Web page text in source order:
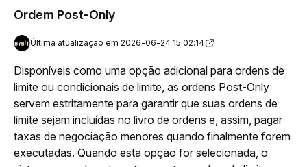
Ordem Post-Only
Última atualização em 2026-06-24 15:02:14
Disponíveis como uma opção adicional para ordens de
limite ou condicionais de limite, as ordens Post-Only
servem estritamente para garantir que suas ordens de
limite sejam incluídas no livro de ordens e, assim, pagar
taxas de negociação menores quando finalmente forem
executadas. Quando esta opção for selecionada, o